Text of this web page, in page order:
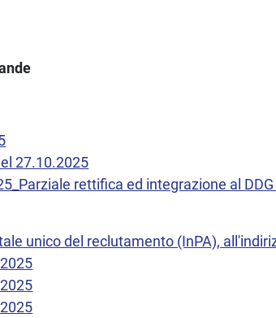
27.10.2025
rettifica ed integrazione al
unico del reclutamento (InPA),